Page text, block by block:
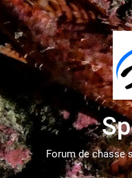
Forum de chasse